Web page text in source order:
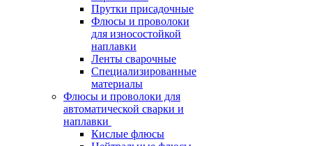
Прутки присадочные
Флюсы и проволоки
для износостойкой
наплавки
Ленты сварочные
Специализированные
материалы
Флюсы и проволоки для
автоматической сварки и
наплавки
Кислые флюсы